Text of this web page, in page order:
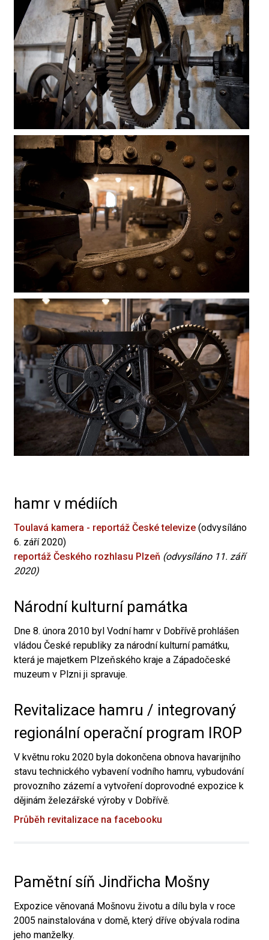
hamr v médiích
Toulavá kamera - reportáž České televize (odvysíláno
6. září 2020)
reportáž Českého rozhlasu Plzeň (odvysíláno 11. září
2020)
Národní kulturní památka
Dne 8. února 2010 byl Vodní hamr v Dobřívě prohlášen
vládou České republiky za národní kulturní památku,
která je majetkem Plzeňského kraje a Západočeské
muzeum v Plzni ji spravuje.
Revitalizace hamru / integrovaný
regionální operační program IROP
V květnu roku 2020 byla dokončena obnova havarijního
stavu technického vybavení vodního hamru, vybudování
provozního zázemí a vytvoření doprovodné expozice k
dějinám železářské výroby v Dobřívě.
Průběh revitalizace na facebooku
Pamětní síň Jindřicha Mošny
Expozice věnovaná Mošnovu životu a dílu byla v roce
2005 nainstalována v domě, který dříve obývala rodina
jeho manželky.